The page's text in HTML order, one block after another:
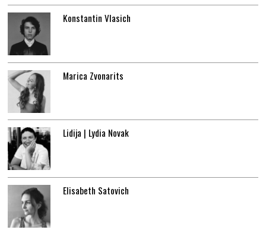
Konstantin Vlasich
Marica Zvonarits
Lidija | Lydia Novak
Elisabeth Satovich